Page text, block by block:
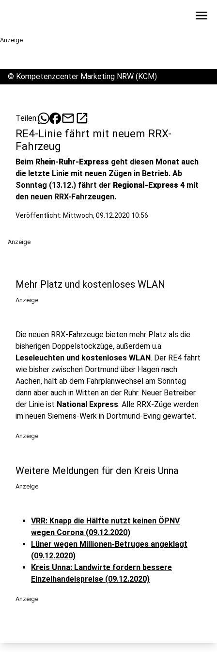
menu
Anzeige
© Kompetenzcenter Marketing NRW (KCM)
Teilen: mailopen_in_new
RE4-Linie fährt mit neuem RRX-
Fahrzeug
Beim Rhein-Ruhr-Express geht diesen Monat auch
die letzte Linie mit neuen Zügen in Betrieb. Ab
Sonntag (13.12.) fährt der Regional-Express 4 mit
den neuen RRX-Fahrzeugen.
Veröffentlicht: Mittwoch, 09.12.2020 10:56
Anzeige
Mehr Platz und kostenloses WLAN
Anzeige
Die neuen RRX-Fahrzeuge bieten mehr Platz als die
bisherigen Doppelstockzüge, außerdem u.a.
Leseleuchten und kostenloses WLAN. Der RE4 fährt
wie bisher zwischen Dortmund über Hagen nach
Aachen, hält ab dem Fahrplanwechsel am Sonntag
dann aber auch in Witten an der Ruhr. Neuer Betreiber
der Linie ist National Express. Alle RRX-Züge werden
im neuen Siemens-Werk in Dortmund-Eving gewartet.
Anzeige
Weitere Meldungen für den Kreis Unna
Anzeige
VRR: Knapp die Hälfte nutzt keinen ÖPNV
wegen Corona (09.12.2020)
Lüner wegen Millionen-Betruges angeklagt
(09.12.2020)
Kreis Unna: Landwirte fordern bessere
Einzelhandelspreise (09.12.2020)
Anzeige